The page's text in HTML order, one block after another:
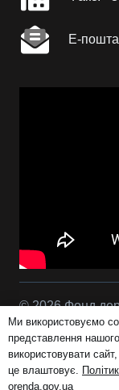
Е-
© 2026 Фонд
Сова Р.С.
Політика
Ми використовуємо
представлення
використовувати
це влаштовує.
orenda.gov.ua